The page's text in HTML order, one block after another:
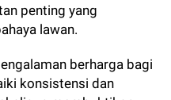
penting yang
lawan.
berharga bagi
konsistensi dan